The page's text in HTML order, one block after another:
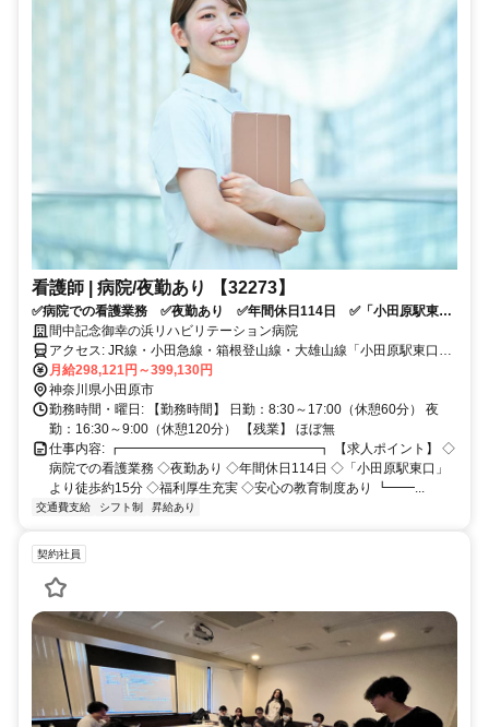
看護師 | 病院/夜勤あり 【32273】
✅病院での看護業務 ✅夜勤あり ✅年間休日114日 ✅「小田原駅東
口」より徒歩約15分 ✅福利厚生充実 ✅安心の教育制度あり
間中記念御幸の浜リハビリテーション病院
アクセス: JR線・小田急線・箱根登山線・大雄山線「小田原駅東口」
より徒歩約15分
月給298,121円～399,130円
神奈川県小田原市
勤務時間・曜日: 【勤務時間】 日勤：8:30～17:00（休憩60分） 夜
勤：16:30～9:00（休憩120分） 【残業】 ほぼ無
仕事内容: ┏━━━━━━━━━━━━━━━┓ 【求人ポイント】 ◇
病院での看護業務 ◇夜勤あり ◇年間休日114日 ◇「小田原駅東口」
より徒歩約15分 ◇福利厚生充実 ◇安心の教育制度あり ┗━━...
交通費支給 シフト制 昇給あり
契約社員